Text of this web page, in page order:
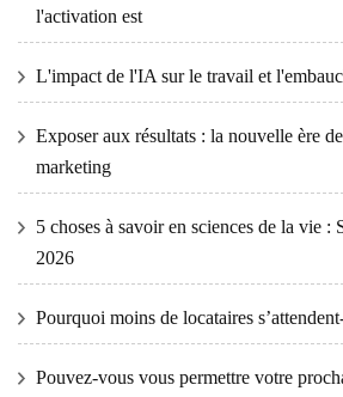
l'activation est
L'impact de l'IA sur le travail et
Exposer aux résultats : la nouvelle ère
marketing
5 choses à savoir en sciences de la vie :
2026
Pourquoi moins de locataires
Pouvez-vous vous permettre votre